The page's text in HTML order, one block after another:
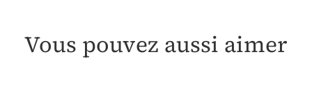
Vous pouvez aussi aimer